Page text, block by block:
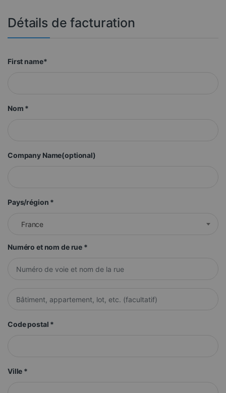
Détails de facturation
First name*
Nom *
Company Name(optional)
Pays/région *
France
Numéro et nom de rue *
Code postal *
Ville *